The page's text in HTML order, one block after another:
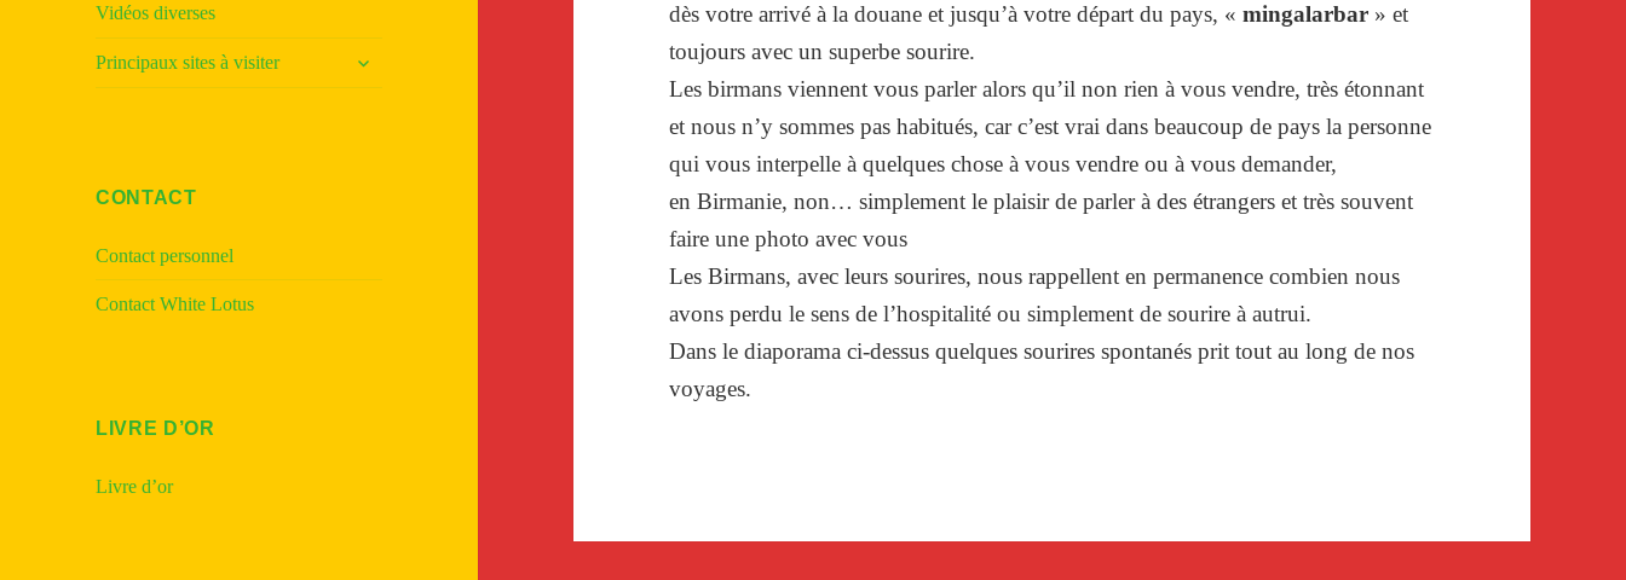
Vidéos diverses
Principaux sites à visiter
CONTACT
Contact personnel
Contact White Lotus
LIVRE D’OR
Livre d’or
dès votre arrivé à la douane et jusqu’à votre départ du pays, «mingalarbar » et
toujours avec un superbe sourire.
Les birmans viennent vous parler alors qu’il non rien à vous vendre, très étonnant
et nous n’y sommes pas habitués, car c’est vrai dans beaucoup de pays la personne
qui vous interpelle à quelques chose à vous vendre ou à vous demander,
en Birmanie, non… simplement le plaisir de parler à des étrangers et très souvent
faire une photo avec vous
Les Birmans, avec leurs sourires, nous rappellent en permanence combien nous
avons perdu le sens de l’hospitalité ou simplement de sourire à autrui.
Dans le diaporama ci-dessus quelques sourires spontanés prit tout au long de nos
voyages.